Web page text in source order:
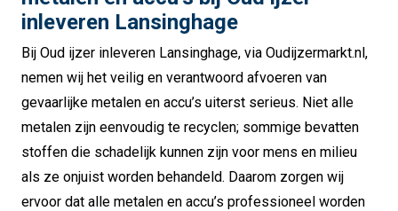
inleveren Lansinghage
Bij Oud ijzer inleveren Lansinghage, via Oudijzermarkt.nl,
nemen wij het veilig en verantwoord afvoeren van
gevaarlijke metalen en accu’s uiterst serieus. Niet alle
metalen zijn eenvoudig te recyclen; sommige bevatten
stoffen die schadelijk kunnen zijn voor mens en milieu
als ze onjuist worden behandeld. Daarom zorgen wij
ervoor dat alle metalen en accu’s professioneel worden